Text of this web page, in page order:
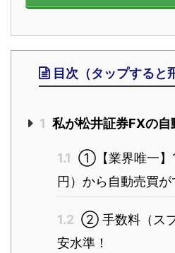
目次（タップすると
1 私が松井証券FXの
1.1 ①【業界唯一】
円）から自動売買が
1.2 ② 手数料（ス
安水準！